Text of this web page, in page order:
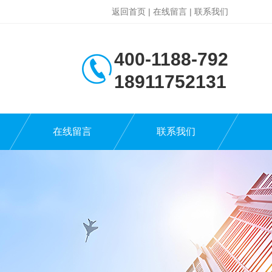
返回首页 | 在线留言 | 联系我们
400-1188-792
18911752131
在线留言 联系我们